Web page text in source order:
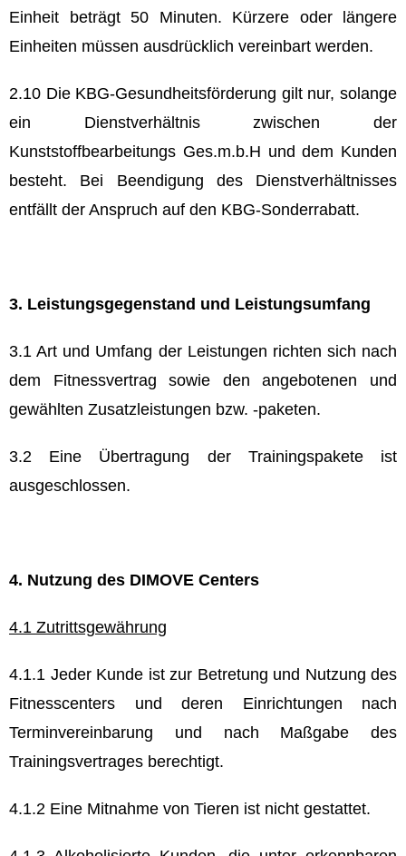
Einheit beträgt 50 Minuten. Kürzere oder längere
Einheiten müssen ausdrücklich vereinbart werden.
2.10 Die KBG-Gesundheitsförderung gilt nur, solange
ein Dienstverhältnis zwischen der
Kunststoffbearbeitungs Ges.m.b.H und dem Kunden
besteht. Bei Beendigung des Dienstverhältnisses
entfällt der Anspruch auf den KBG-Sonderrabatt.
3. Leistungsgegenstand und Leistungsumfang
3.1 Art und Umfang der Leistungen richten sich nach
dem Fitnessvertrag sowie den angebotenen und
gewählten Zusatzleistungen bzw. -paketen.
3.2 Eine Übertragung der Trainingspakete ist
ausgeschlossen.
4. Nutzung des DIMOVE Centers
4.1 Zutrittsgewährung
4.1.1 Jeder Kunde ist zur Betretung und Nutzung des
Fitnesscenters und deren Einrichtungen nach
Terminvereinbarung und nach Maßgabe des
Trainingsvertrages berechtigt.
4.1.2 Eine Mitnahme von Tieren ist nicht gestattet.